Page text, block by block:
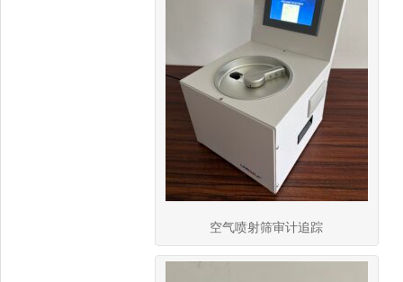
空气喷射筛审计追踪